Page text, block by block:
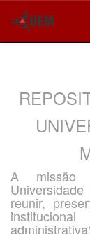
A missão
reunir,